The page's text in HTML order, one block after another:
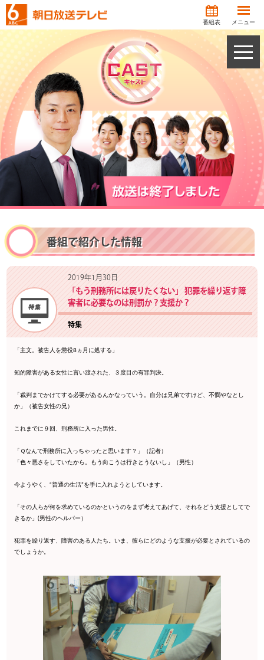
番組表 メニュー
番組で紹介した情報
2019年1月30日
「もう刑務所には戻りたくない」 犯罪を繰り返す障
害者に必要なのは刑罰か？支援か？
特集
「主文。被告人を懲役8ヵ月に処する」
知的障害がある女性に言い渡された、３度目の有罪判決。
「裁判までかけてする必要があるんかなっていう。自分は兄弟ですけど、不憫やなとし
か」（被告女性の兄）
これまでに９回、刑務所に入った男性。
「Ｑなんで刑務所に入っちゃったと思います？」（記者）
「色々悪さをしていたから。もう向こうは行きとうないし」（男性）
今ようやく、“普通の生活”を手に入れようとしています。
「その人らが何を求めているのかというのをまず考えてあげて、それをどう支援としてで
きるか」(男性のヘルパー）
犯罪を繰り返す、障害のある人たち。いま、彼らにどのような支援が必要とされているの
でしょうか。
toggle